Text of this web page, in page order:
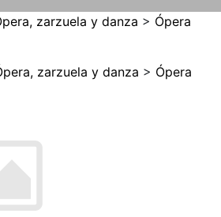
zarzuela y danza > Ópera
zarzuela y danza > Ópera